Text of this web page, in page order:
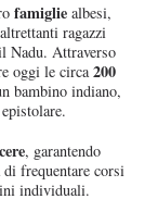
famiglie albesi,
ragazzi
Nadu. Attraverso
oggi le circa200
bambino indiano,
, garantendo
frequentare corsi
individuali.